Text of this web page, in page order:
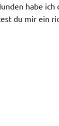
habe
du mir ein